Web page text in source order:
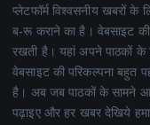
प्लेटफॉर्म विश्वसनीय खबरों के
ब-रू कराने का है। वेबसाइट की
रखती है। यहां अपने पाठकों के
वेबसाइट की परिकल्पना बहुत
है। अब जब पाठकों के सामने
पढ़ाइए और हर खबर देखिये